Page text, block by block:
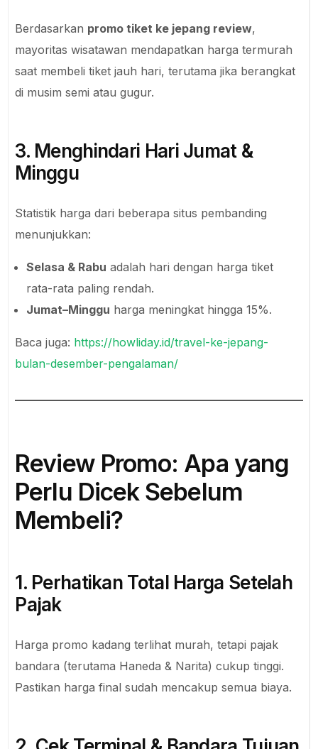
Berdasarkan promo tiket ke jepang review,
mayoritas wisatawan mendapatkan harga termurah
saat membeli tiket jauh hari, terutama jika berangkat
di musim semi atau gugur.
3. Menghindari Hari Jumat &
Minggu
Statistik harga dari beberapa situs pembanding
menunjukkan:
Selasa & Rabu adalah hari dengan harga tiket
rata-rata paling rendah.
Jumat–Minggu harga meningkat hingga 15%.
Baca juga: https://howliday.id/travel-ke-jepang-
bulan-desember-pengalaman/
Review Promo: Apa yang
Perlu Dicek Sebelum
Membeli?
1. Perhatikan Total Harga Setelah
Pajak
Harga promo kadang terlihat murah, tetapi pajak
bandara (terutama Haneda & Narita) cukup tinggi.
Pastikan harga final sudah mencakup semua biaya.